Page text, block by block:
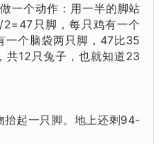
个动作：用一半的脚站
只脚，每只鸡有一个
一个脑袋两只脚，47比35
共12只兔子，也就知道23
抬起一只脚。地上还剩94-